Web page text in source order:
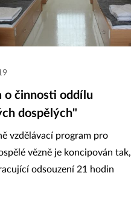
o činnosti oddílu
dospělých"
vzdělávací program pro
vězně je koncipován tak,
odsouzení 21 hodin